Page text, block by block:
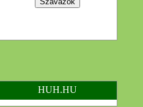
HUH.HU